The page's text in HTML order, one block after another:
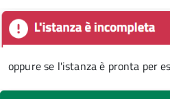
oppure se l'istanza è pronta per